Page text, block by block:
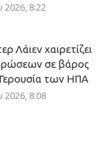
8:22
Λάιεν χαιρετίζει
σε βάρος
των ΗΠΑ
8:08